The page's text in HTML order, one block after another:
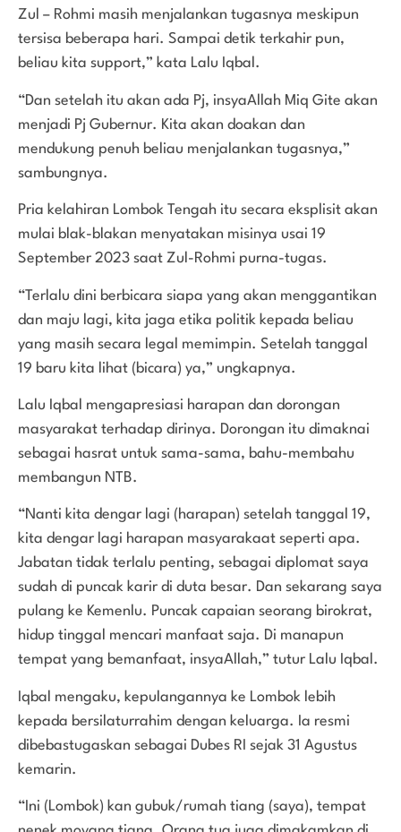
Zul – Rohmi masih menjalankan tugasnya meskipun
tersisa beberapa hari. Sampai detik terkahir pun,
beliau kita support,” kata Lalu Iqbal.
“Dan setelah itu akan ada Pj, insyaAllah Miq Gite akan
menjadi Pj Gubernur. Kita akan doakan dan
mendukung penuh beliau menjalankan tugasnya,”
sambungnya.
Pria kelahiran Lombok Tengah itu secara eksplisit akan
mulai blak-blakan menyatakan misinya usai 19
September 2023 saat Zul-Rohmi purna-tugas.
“Terlalu dini berbicara siapa yang akan menggantikan
dan maju lagi, kita jaga etika politik kepada beliau
yang masih secara legal memimpin. Setelah tanggal
19 baru kita lihat (bicara) ya,” ungkapnya.
Lalu Iqbal mengapresiasi harapan dan dorongan
masyarakat terhadap dirinya. Dorongan itu dimaknai
sebagai hasrat untuk sama-sama, bahu-membahu
membangun NTB.
“Nanti kita dengar lagi (harapan) setelah tanggal 19,
kita dengar lagi harapan masyarakaat seperti apa.
Jabatan tidak terlalu penting, sebagai diplomat saya
sudah di puncak karir di duta besar. Dan sekarang saya
pulang ke Kemenlu. Puncak capaian seorang birokrat,
hidup tinggal mencari manfaat saja. Di manapun
tempat yang bemanfaat, insyaAllah,” tutur Lalu Iqbal.
Iqbal mengaku, kepulangannya ke Lombok lebih
kepada bersilaturrahim dengan keluarga. Ia resmi
dibebastugaskan sebagai Dubes RI sejak 31 Agustus
kemarin.
“Ini (Lombok) kan gubuk/rumah tiang (saya), tempat